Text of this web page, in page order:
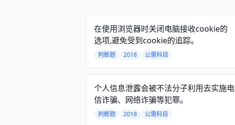
在使用浏览器时关闭电脑接收cookie的
选项,避免受到cookie的追踪。
判断题 2018 公需科目
个人信息泄露会被不法分子利用去实施电
信诈骗、网络诈骗等犯罪。
判断题 2018 公需科目